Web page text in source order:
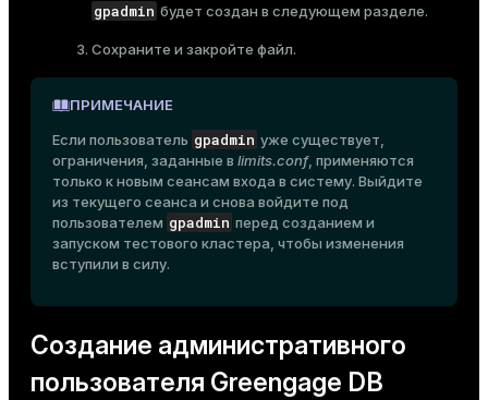
gpadmin будет создан в следующем разделе.
Сохраните и закройте файл.
ПРИМЕЧАНИЕ
Если пользователь gpadmin уже существует,
ограничения, заданные в limits.conf, применяются
только к новым сеансам входа в систему. Выйдите
из текущего сеанса и снова войдите под
пользователем gpadmin перед созданием и
запуском тестового кластера, чтобы изменения
вступили в силу.
Создание административного
пользователя Greengage DB